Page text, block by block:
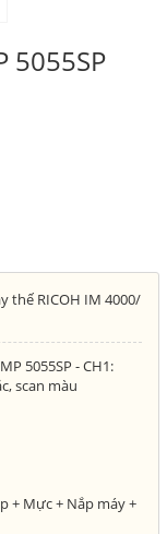
5055SP
thế RICOH IM 4000/
5055SP - CH1:
scan màu
+ Mực + Nắp máy +